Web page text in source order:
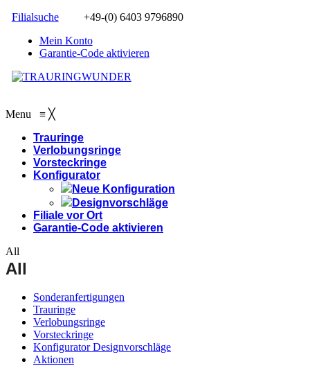
Filialsuche
+49-(0) 6403 9796890
Mein Konto
Garantie-Code aktivieren
Menu ≡ ╳
Trauringe
Verlobungsringe
Vorsteckringe
Konfigurator
Neue Konfiguration
Designvorschläge
Filiale vor Ort
Garantie-Code aktivieren
All
All
Sonderanfertigungen
Trauringe
Verlobungsringe
Vorsteckringe
Konfigurator Designvorschläge
Aktionen